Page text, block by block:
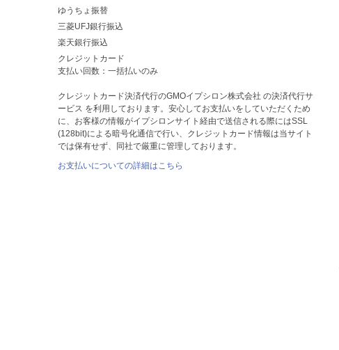
ゆうちょ振替
三菱UFJ銀行振込
楽天銀行振込
クレジットカード
支払い回数：一括払いのみ
クレジットカード決済代行のGMOイプシロン株式会社 の決済代行サ
ービス を利用しております。安心してお支払いをしていただくため
に、お客様の情報がイプシロンサイト経由で送信される際にはSSL
(128bit)による暗号化通信で行い、クレジットカード情報は当サイト
では保有せず、同社で厳重に管理しております。
お支払いについての詳細はこちら